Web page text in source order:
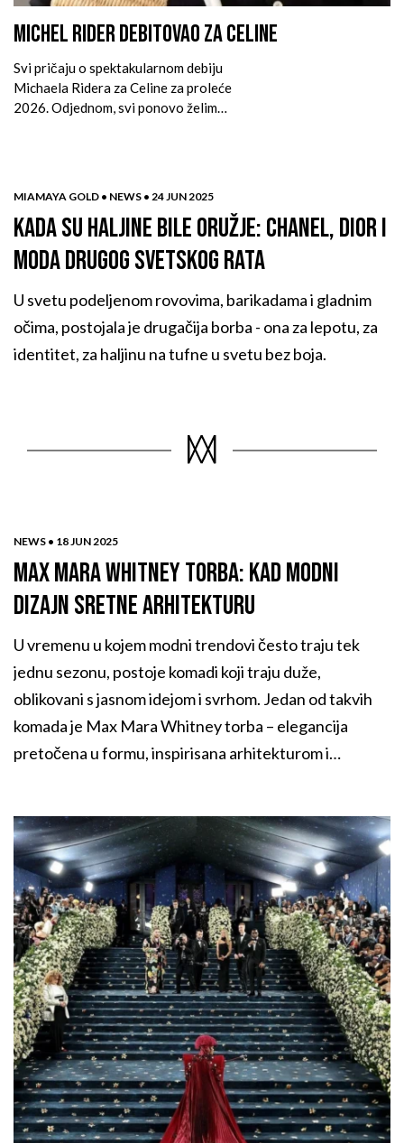
MICHEL RIDER DEBITOVAO ZA CELINE
Svi pričaju o spektakularnom debiju
Michaela Ridera za Celine za proleće
2026. Odjednom, svi ponovo želimo
MIAMAYA GOLD • NEWS • 24 JUN 2025
KADA SU HALJINE BILE ORUŽJE: CHANEL, DIOR I
MODA DRUGOG SVETSKOG RATA
U svetu podeljenom rovovima, barikadama i gladnim
očima, postojala je drugačija borba - ona za lepotu, za
identitet, za haljinu na tufne u svetu bez boja.
NEWS • 18 JUN 2025
MAX MARA WHITNEY TORBA: KAD MODNI
DIZAJN SRETNE ARHITEKTURU
U vremenu u kojem modni trendovi često traju tek
jednu sezonu, postoje komadi koji traju duže,
oblikovani s jasnom idejom i svrhom. Jedan od takvih
komada je Max Mara Whitney torba – elegancija
pretočena u formu, inspirisana arhitekturom i